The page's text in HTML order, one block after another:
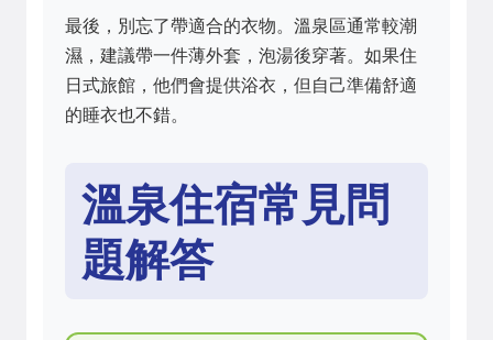
最後，別忘了帶適合的衣物。溫泉區通常較潮
濕，建議帶一件薄外套，泡湯後穿著。如果住
日式旅館，他們會提供浴衣，但自己準備舒適
的睡衣也不錯。
溫泉住宿常見問
題解答